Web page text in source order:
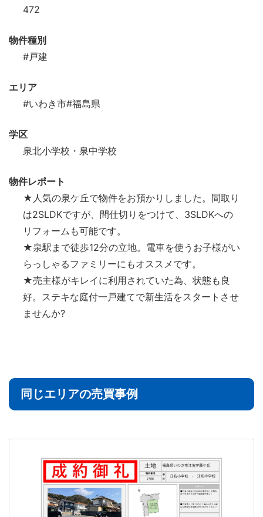
472
物件種別
#戸建
エリア
#いわき市#福島県
学区
泉北小学校・泉中学校
物件レポート
★人気の泉ケ丘で物件をお預かりしました。間取り
は2SLDKですが、間仕切りをつけて、3SLDKへの
リフォームも可能です。
★泉駅まで徒歩12分の立地。電車を使うお子様がい
らっしゃるファミリーにもオススメです。
★売主様がキレイに利用されていた為、状態も良
好。ステキな庭付一戸建てで新生活をスタートさせ
ませんか?
同じエリアの売買事例